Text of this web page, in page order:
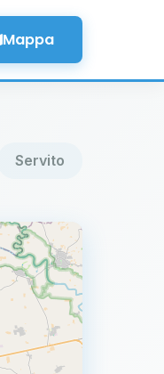
Mappa
Servito